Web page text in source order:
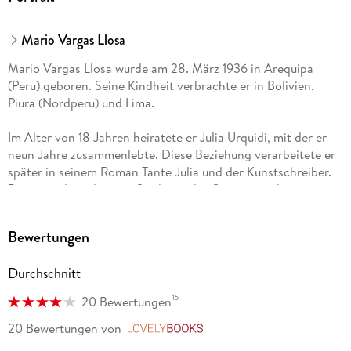
Mario Vargas Llosa
Mario Vargas Llosa wurde am 28. März 1936 in Arequipa
(Peru) geboren. Seine Kindheit verbrachte er in Bolivien,
Piura (Nordperu) und Lima.
Im Alter von 18 Jahren heiratete er Julia Urquidi, mit der er
neun Jahre zusammenlebte. Diese Beziehung verarbeitete er
später in seinem Roman Tante Julia und der Kunstschreiber.
Bereits während seines Studiums der Geistes- und
Zeitschriften und Zeitungen und veröffentlichte erste
perros (dt. Die Stadt und die Hunde), der auf eigenen
Erfahrungen in der Kadettenanstalt Leoncio Prado in Lima
beruht. Der Roman wurde in Spanien mehrfach
ausgezeichnet und in über 20 Sprachen übersetzt.
Bewertungen
Durchschnitt
20 Bewertungen15
20 Bewertungen von